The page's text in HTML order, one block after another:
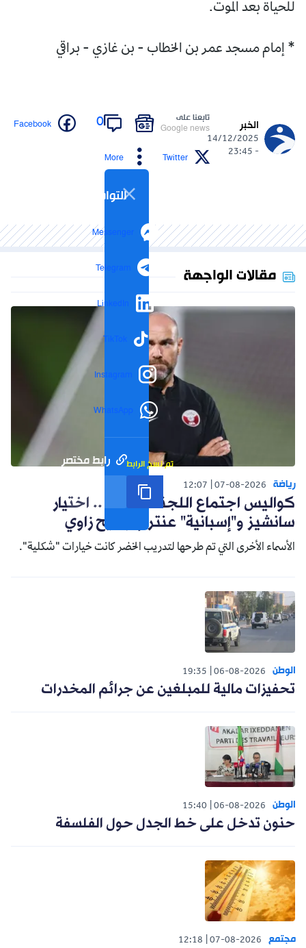
للحياة بعد الموت.
* إمام مسجد عمر بن الخطاب - بن غازي - براقي
الخبر
14/12/2025
- 23:45
تابعنا على
Google news
0
Facebook
Twitter
More
التواصل الاجتماعي
Messenger
Telegram
LinkedIn
TikTok
Instagram
WhatsApp
رابط مختصر تم نسخ الرابط
مقالات الواجهة
رياضة 07-08-2026
12:07
كواليس اجتماع اللجنة التقنية .. اختيار
سانشيز و"إسبانية" عنتر وترشيح زاوي
الأسماء الأخرى التي تم طرحها لتدريب الخضر كانت خيارات "شكلية".
الوطن 06-08-2026
19:35
تحفيزات مالية للمبلغين عن جرائم المخدرات
الوطن 06-08-2026
15:40
حنون تدخل على خط الجدل حول الفلسفة
مجتمع 07-08-2026
12:18